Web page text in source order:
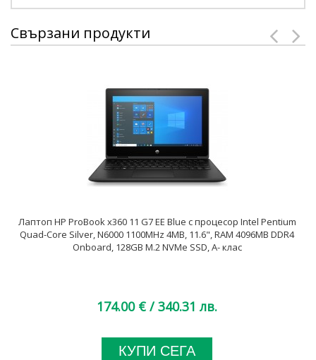
Свързани продукти
Лаптоп HP ProBook x360 11 G7 EE Blue с процесор Intel Pentium
Quad-Core Silver, N6000 1100MHz 4MB, 11.6", RAM 4096MB DDR4
Onboard, 128GB M.2 NVMe SSD, A- клас
174.00 € / 340.31 лв.
КУПИ СЕГА